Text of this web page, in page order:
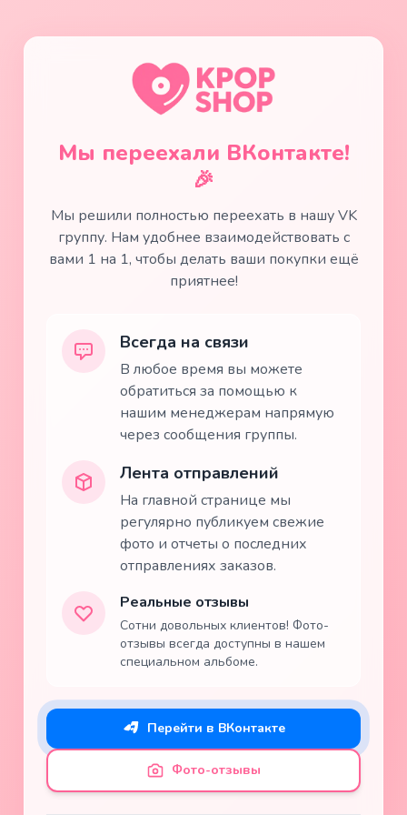
Мы переехали ВКонтакте!
🎉
Мы решили полностью переехать в нашу VK
группу. Нам удобнее взаимодействовать с
вами 1 на 1, чтобы делать ваши покупки ещё
приятнее!
Всегда на связи
В любое время вы можете
обратиться за помощью к
нашим менеджерам напрямую
через сообщения группы.
Лента отправлений
На главной странице мы
регулярно публикуем свежие
фото и отчеты о последних
отправлениях заказов.
Реальные отзывы
Сотни довольных клиентов! Фото-
отзывы всегда доступны в нашем
специальном альбоме.
Перейти в ВКонтакте
Фото-отзывы